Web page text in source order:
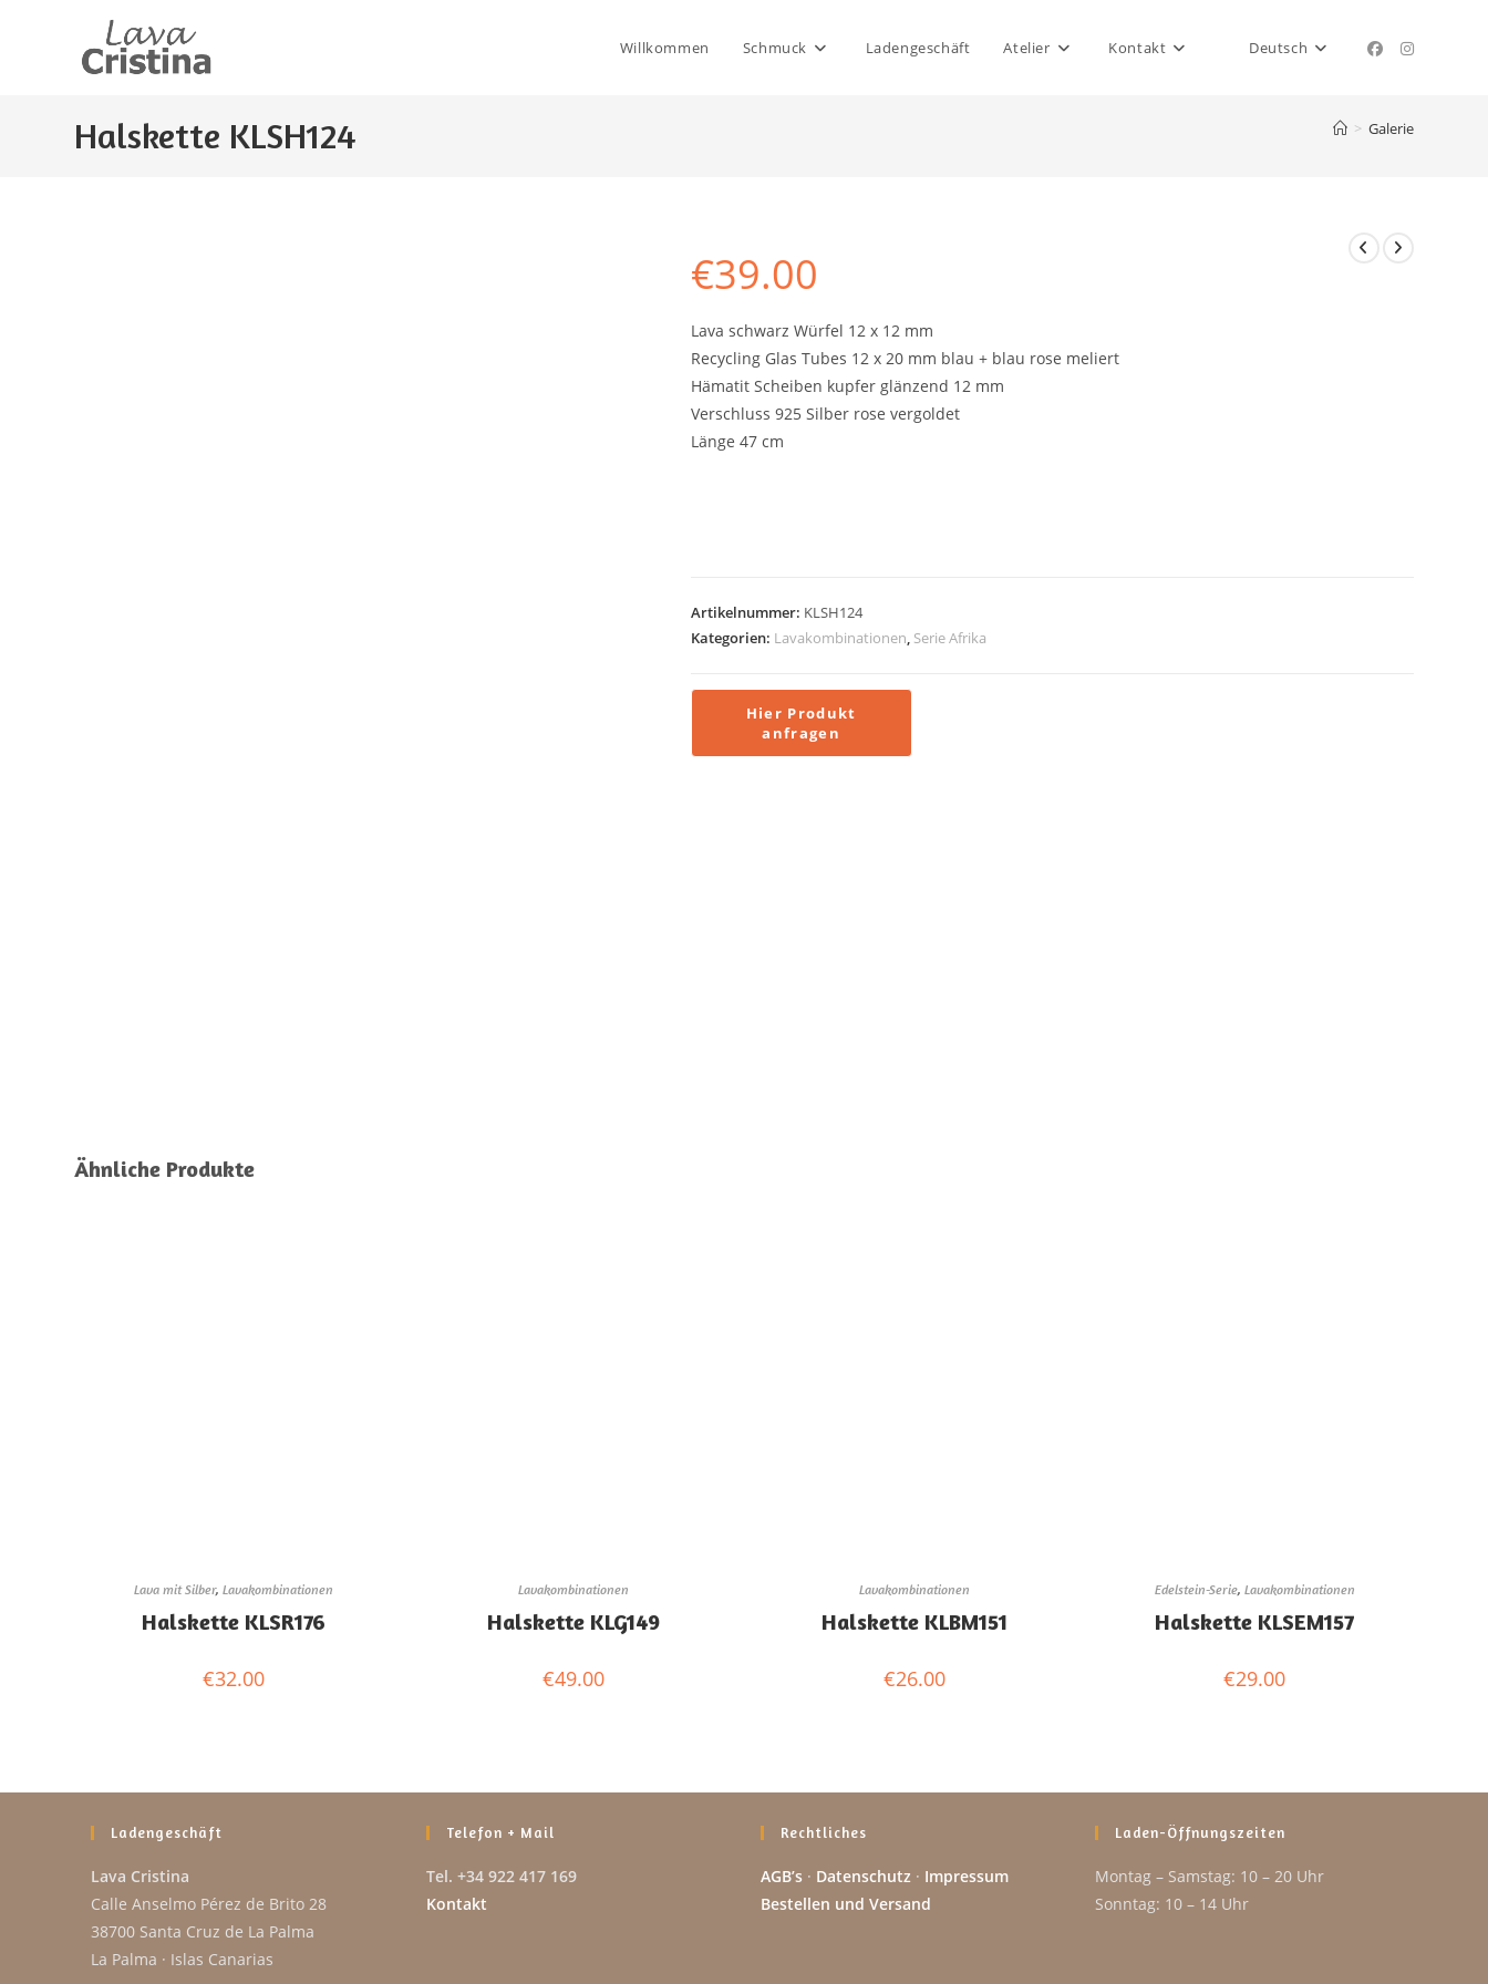
Willkommen Schmuck Ladengeschäft Atelier Kontakt Deutsch
Halskette KLSH124 > Galerie
€39.00
Lava schwarz Würfel 12 x 12 mm
Recycling Glas Tubes 12 x 20 mm blau + blau rose meliert
Hämatit Scheiben kupfer glänzend 12 mm
Verschluss 925 Silber rose vergoldet
Länge 47 cm
Artikelnummer: KLSH124
Kategorien: Lavakombinationen, Serie Afrika
Ähnliche Produkte
Lava mit Silber, Lavakombinationen
Halskette KLSR176
€32.00
Lavakombinationen
Halskette KLG149
€49.00
Lavakombinationen
Halskette KLBM151
€26.00
Edelstein-Serie, Lavakombinationen
Halskette KLSEM157
€29.00
Ladengeschäft
Lava Cristina
Calle Anselmo Pérez de Brito 28
38700 Santa Cruz de La Palma
La Palma · Islas Canarias
Telefon + Mail
Tel. +34 922 417 169
Kontakt
Rechtliches
AGB’s· Datenschutz· Impressum
Bestellen und Versand
Laden-Öffnungszeiten
Montag – Samstag: 10 – 20 Uhr
Sonntag: 10 – 14 Uhr